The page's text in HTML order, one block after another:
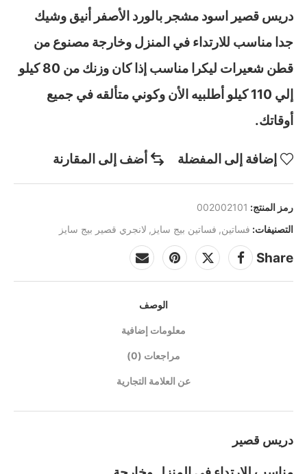
دريس قصير اسود مشجر بالورد الأصفر أنيق وشيك
جدا مناسب للارتداء في المنزل وخارجة مصنوع من
قطن شعيرات ليكرا مناسب إذا كان وزنك من 80 كيلو
إلي 110 كيلو أطلبيه الأن وكوني متألقه في جميع
أوقاتك.
إضافة إلى المفضلة أضف إلى المقارنة
رمز المنتج: 002002101
التصنيفات: فساتين, فساتين بيج سايز , لانجري قصير بيج سايز
Share
الوصف
معلومات إضافية
مراجعات (0)
عن العلامة التجارية
دريس قصير